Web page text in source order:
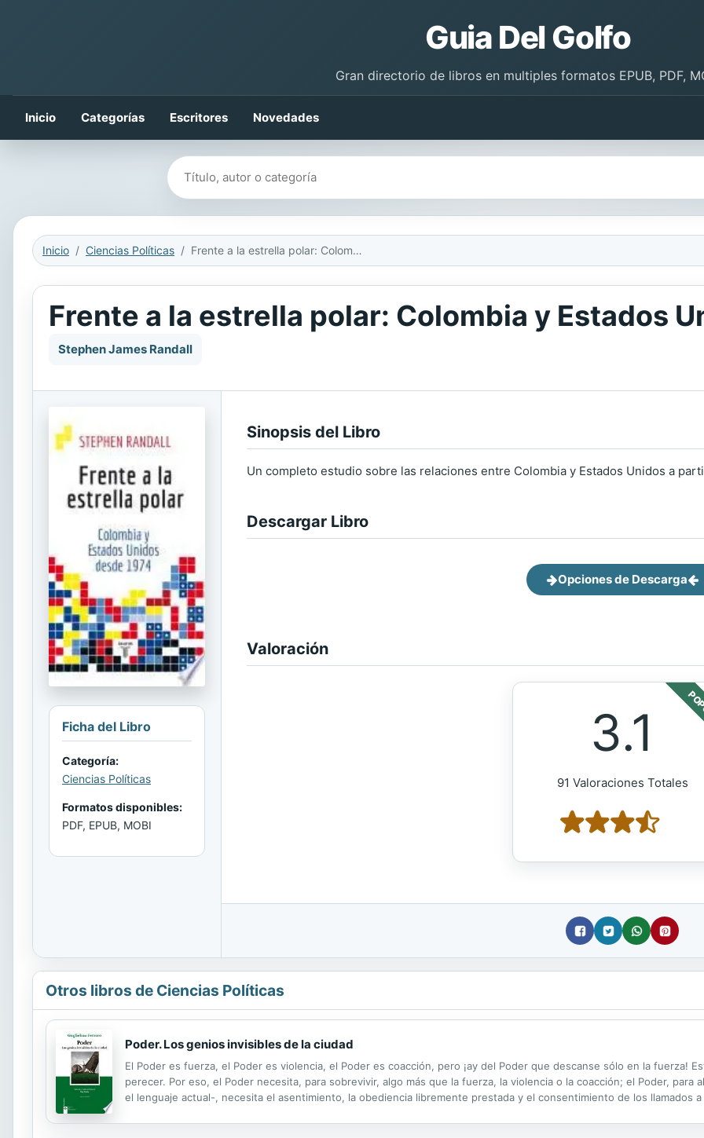
Guia Del Golfo
Gran directorio de libros en multiples formatos EPUB, PDF,
Inicio Categorías Escritores Novedades
Buscar libros
Inicio Ciencias Políticas Frente a la estrella polar: Colombia y Estados Unidos desde 1974
Frente a la estrella polar: Colombia y Estados
Stephen James Randall
Ficha del Libro
Categoría:
Ciencias Políticas
Formatos disponibles:
PDF, EPUB, MOBI
Sinopsis del Libro
Un completo estudio sobre las relaciones entre Colombia y Estados Unidos a
Descargar Libro
Opciones de Descarga
Valoración
3.1
91 Valoraciones Totales
Otros libros de Ciencias Políticas
Poder. Los genios invisibles de la ciudad
El Poder es fuerza, el Poder es violencia, el Poder es coacción, pero ¡ay del Poder que descanse sólo en la fuerza!
perecer. Por eso, el Poder necesita, para sobrevivir, algo más que la fuerza, la violencia o la coacción; el Poder, para
el lenguaje actual-, necesita el asentimiento, la obediencia libremente prestada y el consentimiento de los llamados